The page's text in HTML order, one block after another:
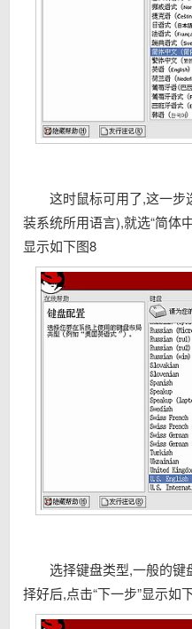
这时鼠标可用了,这一步
装系统所用语言),就选“简体
显示如下图8
选择键盘类型,一般的键
择好后,点击“下一步”显示如